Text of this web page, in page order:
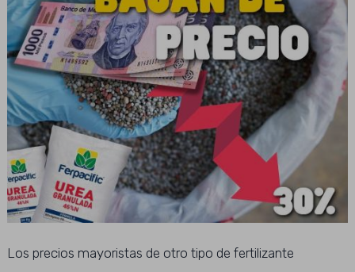
Los precios mayoristas de otro tipo de fertilizante